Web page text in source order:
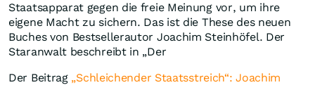
Staatsapparat gegen die freie Meinung vor, um ihre
eigene Macht zu sichern. Das ist die These des neuen
Buches von Bestsellerautor Joachim Steinhöfel. Der
Staranwalt beschreibt in „Der
Der Beitrag „Schleichender Staatsstreich“: Joachim